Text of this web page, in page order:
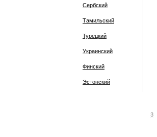
Сербский
Тамильский
Турецкий
Украинский
Финский
Эстонский
3